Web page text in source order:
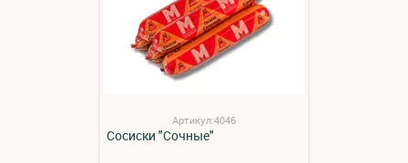
Артикул:4046
Сосиски "Сочные"